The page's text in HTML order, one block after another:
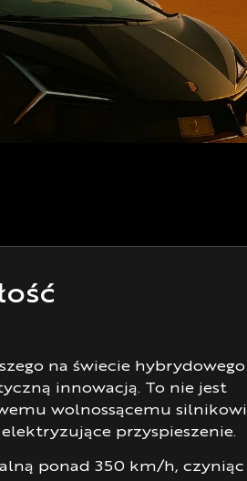
na świecie hybrydowego
innowacją. To nie jest
wolnossącemu silnikowi
przyspieszenie.
ponad 350 km/h, czyniąc